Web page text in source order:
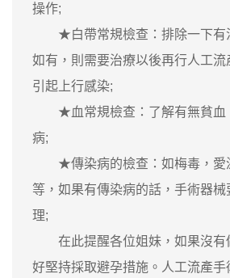
操作;
★白帶常規檢查：排除一下有
如有，則需要治療以後再行人工流
引起上行感染;
★血常規檢查：了解有無貧血
病;
★傳染病的檢查：如梅毒，愛
等，如果有傳染病的話，手術器械
理;
在此提醒各位姐妹，如果沒有
好堅持採取避孕措施。人工流產手